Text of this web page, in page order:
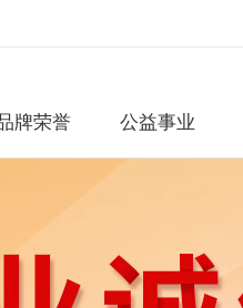
牌荣誉 公益事业